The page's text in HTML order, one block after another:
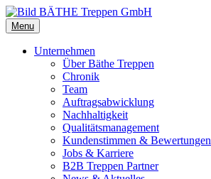
Menu
Unternehmen
Über Bäthe Treppen
Chronik
Team
Auftragsabwicklung
Nachhaltigkeit
Qualitätsmanagement
Kundenstimmen & Bewertungen
Jobs & Karriere
B2B Treppen Partner